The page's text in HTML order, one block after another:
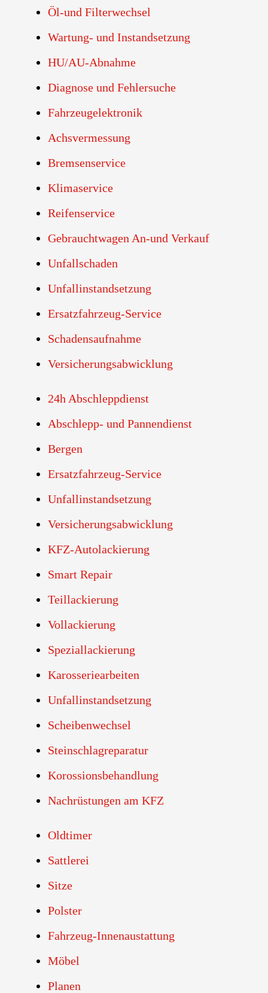
Öl-und Filterwechsel
Wartung- und Instandsetzung
HU/AU-Abnahme
Diagnose und Fehlersuche
Fahrzeugelektronik
Achsvermessung
Bremsenservice
Klimaservice
Reifenservice
Gebrauchtwagen An-und Verkauf
Unfallschaden
Unfallinstandsetzung
Ersatzfahrzeug-Service
Schadensaufnahme
Versicherungsabwicklung
24h Abschleppdienst
Abschlepp- und Pannendienst
Bergen
Ersatzfahrzeug-Service
Unfallinstandsetzung
Versicherungsabwicklung
KFZ-Autolackierung
Smart Repair
Teillackierung
Vollackierung
Speziallackierung
Karosseriearbeiten
Unfallinstandsetzung
Scheibenwechsel
Steinschlagreparatur
Korossionsbehandlung
Nachrüstungen am KFZ
Oldtimer
Sattlerei
Sitze
Polster
Fahrzeug-Innenaustattung
Möbel
Planen